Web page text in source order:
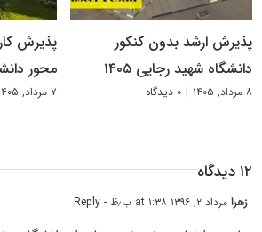
پذیرش ارشد بدون کنکور
دانشگاه شهید رجایی ۱۴۰۵
۸ مرداد, ۱۴۰۵ | ۰ دیدگاه
پذیرش
محور
۷ مرداد, ۱۴۰۵
۱۲ دیدگاه
زهرامرداد ۲, ۱۳۹۶ at ۱:۳۸ ب٫ظ - Reply